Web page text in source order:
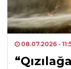
08.07.2026 -